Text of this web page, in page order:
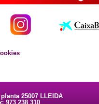
25007 LLEIDA
973 238 310